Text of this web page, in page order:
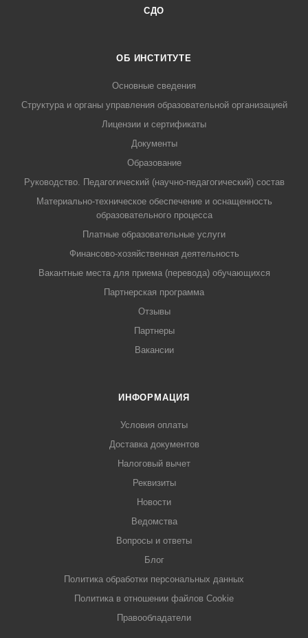
СДО
ОБ ИНСТИТУТЕ
Основные сведения
Структура и органы управления образовательной организацией
Лицензии и сертификаты
Документы
Образование
Руководство. Педагогический (научно-педагогический) состав
Материально-техническое обеспечение и оснащенность
образовательного процесса
Платные образовательные услуги
Финансово-хозяйственная деятельность
Вакантные места для приема (перевода) обучающихся
Партнерская программа
Отзывы
Партнеры
Вакансии
ИНФОРМАЦИЯ
Условия оплаты
Доставка документов
Налоговый вычет
Реквизиты
Новости
Ведомства
Вопросы и ответы
Блог
Политика обработки персональных данных
Политика в отношении файлов Cookie
Правообладатели